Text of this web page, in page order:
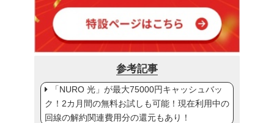
参考記事
「NURO 光」が最大75000円キャッシュバッ
ク！2カ月間の無料お試しも可能！現在利用中の
回線の解約関連費用分の還元もあり！